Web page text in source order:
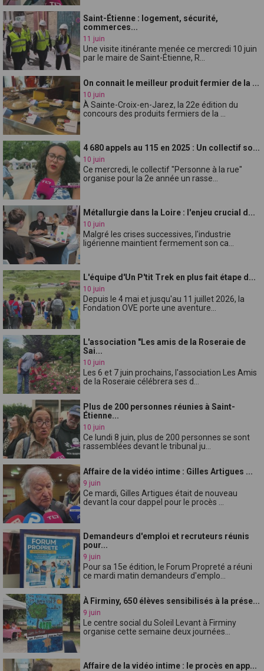
Saint-Étienne : logement, sécurité,
commerces...
11 juin
Une visite itinérante menée ce mercredi 10 juin
par le maire de Saint-Étienne, R...
On connait le meilleur produit fermier de la ...
10 juin
À Sainte-Croix-en-Jarez, la 22e édition du
concours des produits fermiers de la ...
4 680 appels au 115 en 2025 : Un collectif so...
10 juin
Ce mercredi, le collectif "Personne à la rue"
organise pour la 2e année un rasse...
Métallurgie dans la Loire : l'enjeu crucial d...
10 juin
Malgré les crises successives, l'industrie
ligérienne maintient fermement son ca...
L'équipe d'Un P'tit Trek en plus fait étape d...
10 juin
Depuis le 4 mai et jusqu'au 11 juillet 2026, la
Fondation OVE porte une aventure...
L'association "Les amis de la Roseraie de
Sai...
10 juin
Les 6 et 7 juin prochains, l'association Les Amis
de la Roseraie célébrera ses d...
Plus de 200 personnes réunies à Saint-
Étienne...
10 juin
Ce lundi 8 juin, plus de 200 personnes se sont
rassemblées devant le tribunal ju...
Affaire de la vidéo intime : Gilles Artigues ...
9 juin
Ce mardi, Gilles Artigues était de nouveau
devant la cour dappel pour le procès ...
Demandeurs d'emploi et recruteurs réunis
pour...
9 juin
Pour sa 15e édition, le Forum Propreté a réuni
ce mardi matin demandeurs d'emplo...
À Firminy, 650 élèves sensibilisés à la prése...
9 juin
Le centre social du Soleil Levant à Firminy
organise cette semaine deux journées...
Affaire de la vidéo intime : le procès en app...